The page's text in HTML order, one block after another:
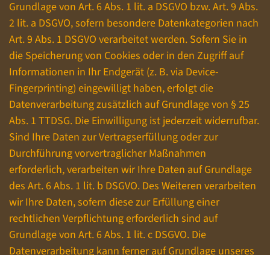
Grundlage von Art. 6 Abs. 1 lit. a DSGVO bzw. Art. 9 Abs.
2 lit. a DSGVO, sofern besondere Datenkategorien nach
Art. 9 Abs. 1 DSGVO verarbeitet werden. Sofern Sie in
die Speicherung von Cookies oder in den Zugriff auf
Informationen in Ihr Endgerät (z. B. via Device-
Fingerprinting) eingewilligt haben, erfolgt die
Datenverarbeitung zusätzlich auf Grundlage von § 25
Abs. 1 TTDSG. Die Einwilligung ist jederzeit widerrufbar.
Sind Ihre Daten zur Vertragserfüllung oder zur
Durchführung vorvertraglicher Maßnahmen
erforderlich, verarbeiten wir Ihre Daten auf Grundlage
des Art. 6 Abs. 1 lit. b DSGVO. Des Weiteren verarbeiten
wir Ihre Daten, sofern diese zur Erfüllung einer
rechtlichen Verpflichtung erforderlich sind auf
Grundlage von Art. 6 Abs. 1 lit. c DSGVO. Die
Datenverarbeitung kann ferner auf Grundlage unseres